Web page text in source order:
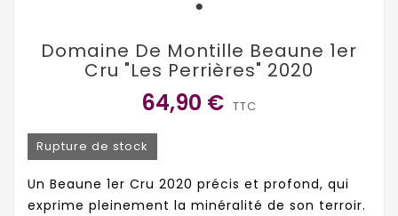
Domaine De Montille Beaune 1er
Cru "Les Perrières" 2020
64,90 € TTC
Rupture de stock
Un Beaune 1er Cru 2020 précis et profond, qui
exprime pleinement la minéralité de son terroir.